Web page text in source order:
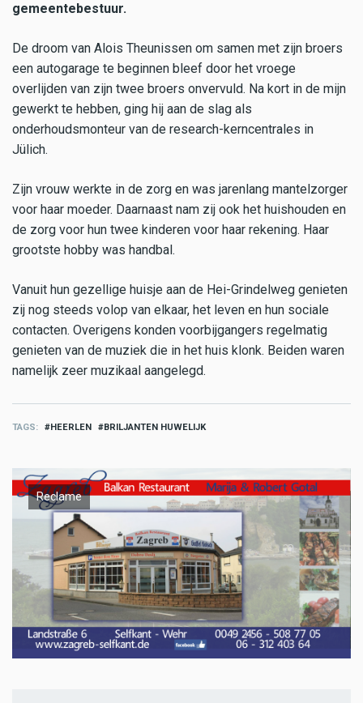
gemeentebestuur.
De droom van Alois Theunissen om samen met zijn broers
een autogarage te beginnen bleef door het vroege
overlijden van zijn twee broers onvervuld. Na kort in de mijn
gewerkt te hebben, ging hij aan de slag als
onderhoudsmonteur van de research-kerncentrales in
Jülich.
Zijn vrouw werkte in de zorg en was jarenlang mantelzorger
voor haar moeder. Daarnaast nam zij ook het huishouden en
de zorg voor hun twee kinderen voor haar rekening. Haar
grootste hobby was handbal.
Vanuit hun gezellige huisje aan de Hei-Grindelweg genieten
zij nog steeds volop van elkaar, het leven en hun sociale
contacten. Overigens konden voorbijgangers regelmatig
genieten van de muziek die in het huis klonk. Beiden waren
namelijk zeer muzikaal aangelegd.
TAGS HEERLEN BRILJANTEN HUWELIJK
Reclame